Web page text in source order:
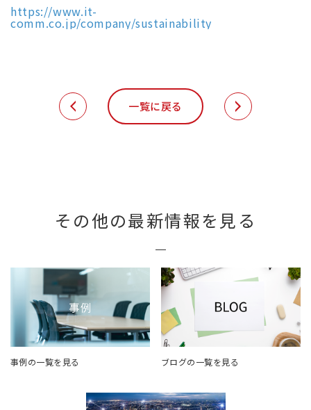
https://www.it-
comm.co.jp/company/sustainability
一覧に戻る
その他の最新情報を見る
事例の一覧を見る ブログの一覧を見る